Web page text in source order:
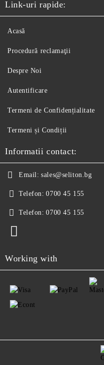
Link-uri rapide:
Acasă
Procedură reclamaţii
Despre Noi
Autentificare
Termeni de Confidențialitate
Termeni și Condiții
Informatii contact:
Email: sales@seliton.bg
Telefon: 0700 45 155
Telefon: 0700 45 155
Working with